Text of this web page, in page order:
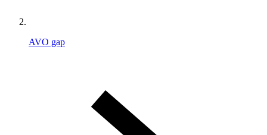
AVO gap